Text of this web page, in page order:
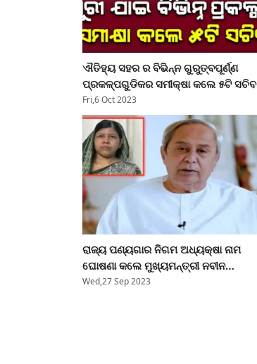
ଐତିହ୍ୟ ସହର ର ବିଭିନ୍ନ ଗୁରୁତ୍ବପୂର୍ଣ୍ଣ
ପ୍ରକଳ୍ପଗୁଡିକର ସମୀକ୍ଷା କଲେ ୫ଟି ସଚିବ
ଭିକେ ପାଣ୍ଡିଆନ
Fri,6 Oct 2023
ରାଜ୍ୟ ପଣ୍ୟଗାର ନିଗମ ଅଧ୍ୟକ୍ଷା ନାମ
ଘୋଷଣା କଲେ ମୁଖ୍ୟମନ୍ତ୍ରୀ ନବୀନ
ପଟ୍ଟନାୟକ
Wed,27 Sep 2023